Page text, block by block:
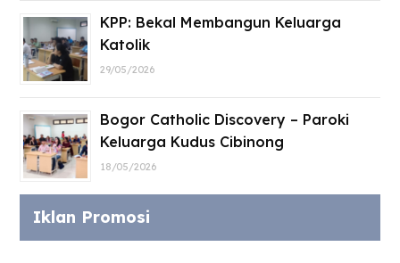
KPP: Bekal Membangun Keluarga
Katolik
29/05/2026
Bogor Catholic Discovery – Paroki
Keluarga Kudus Cibinong
18/05/2026
Iklan Promosi